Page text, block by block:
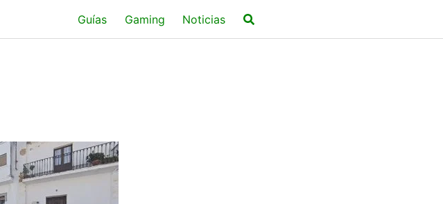
Guías Gaming Noticias